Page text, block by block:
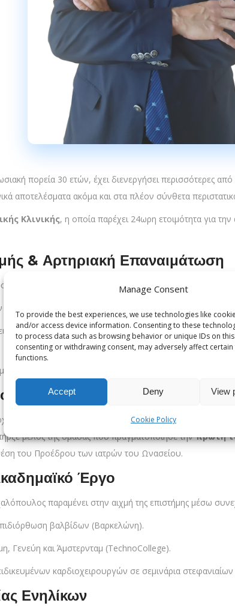
Manage Consent
To provide the best experiences, we use technologies like
and/or access device information. Consenting to these
to process data such as browsing behavior or unique IDs on
consenting or withdrawing consent, may adversely affect
functions.
Accept Deny View
Cookie Policy
πορεία 30 ετών, έχει διενεργήσει περισσότερες
αποτελέσματα ακόμα και στα πλέον σύνθετα
Κλινικής, η οποία παρέχει 24ωρη ετοιμότητα για
& Αρτηριακή Επαναιμάτωση
στη χρήση προηγμένων χειρουργικών μεθόδων,
πλήρη αρτηριακή επαναιμάτωση με χρήση δύο έσω
στην αντιμετώπιση οξέων και χρονίων
καρδιολόγους για διακαθετηριακή τοποθέτηση
Καρδιοχειρουργικό Κέντρο
Κλινική του Ωνασείουυπήρξε καθοριστική.
μέλος της ομάδας που πραγματοποίησε τηνπρώτη
του Προέδρου των ιατρών του Ωνασείου.
Έργο
παραμένει στην αιχμή της επιστήμης μέσω
βαλβίδων (Βαρκελώνη).
Γενεύη και Άμστερνταμ (TechnoCollege).
καρδιοχειρουργών σε σεμινάρια
Ενηλίκων